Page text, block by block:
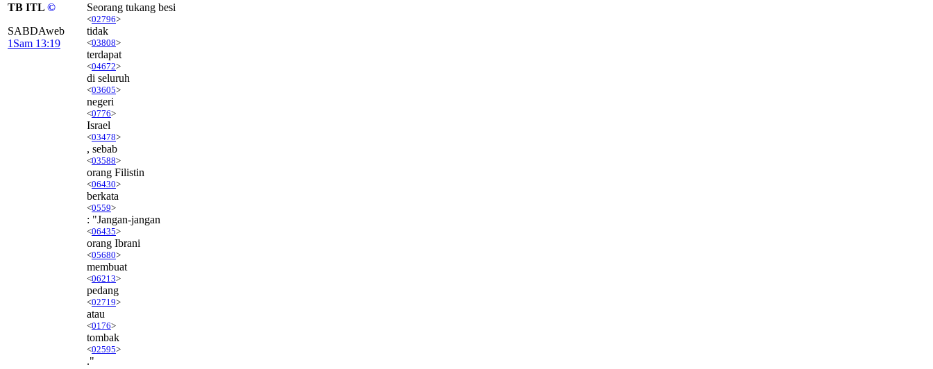
TB ITL ©
SABDAweb
1Sam 13:19
Seorang tukang besi
<02796>
tidak
<03808>
terdapat
<04672>
di seluruh
<03605>
negeri
<0776>
Israel
<03478>
, sebab
<03588>
orang Filistin
<06430>
berkata
<0559>
: "Jangan-jangan
<06435>
orang Ibrani
<05680>
membuat
<06213>
pedang
<02719>
atau
<0176>
tombak
<02595>
."